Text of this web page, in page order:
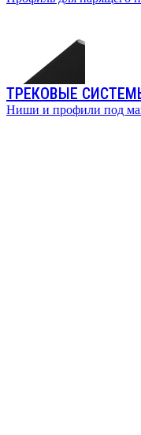
ТРЕКОВЫЕ
Ниши и профили под